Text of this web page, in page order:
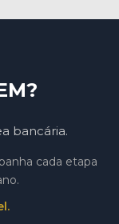
bancária.
cada etapa